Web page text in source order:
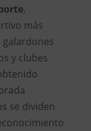
,
más
galardones
y clubes
se dividen